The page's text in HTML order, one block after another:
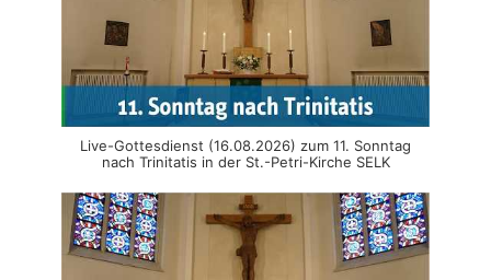
Live-Gottesdienst (16.08.2026) zum 11. Sonntag
nach Trinitatis in der St.-Petri-Kirche SELK